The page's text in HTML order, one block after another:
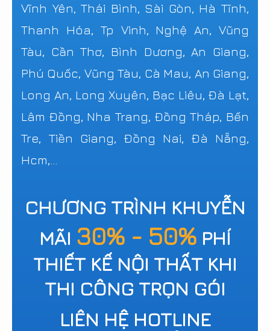
Vĩnh Yên, Thái Bình, Sài Gòn, Hà Tĩnh,
Thanh Hóa, Tp Vinh, Nghệ An, Vũng
Tàu, Cần Thơ, Bình Dương, An Giang,
Phú Quốc, Vũng Tàu, Cà Mau, An Giang,
Long An, Long Xuyên, Bạc Liêu, Đà Lạt,
Lâm Đồng, Nha Trang, Đồng Tháp, Bến
Tre, Tiền Giang, Đồng Nai, Đà Nẵng,
Hcm,...
CHƯƠNG TRÌNH KHUYỄN
MÃI 30% - 50% PHÍ
THIẾT KẾ NỘI THẤT KHI
THI CÔNG TRỌN GÓI
LIÊN HỆ HOTLINE